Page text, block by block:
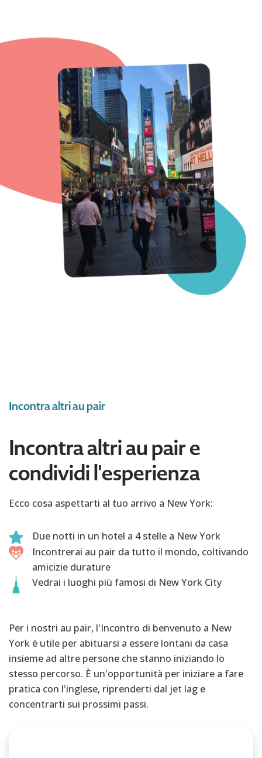
Incontra altri au pair
Incontra altri au pair e
condividi l'esperienza
Ecco cosa aspettarti al tuo arrivo a New York:
Due notti in un hotel a 4 stelle a New York
Incontrerai au pair da tutto il mondo, coltivando
amicizie durature
Vedrai i luoghi più famosi di New York City
Per i nostri au pair, l'Incontro di benvenuto a New
York è utile per abituarsi a essere lontani da casa
insieme ad altre persone che stanno iniziando lo
stesso percorso. È un'opportunità per iniziare a fare
pratica con l'inglese, riprenderti dal jet lag e
concentrarti sui prossimi passi.